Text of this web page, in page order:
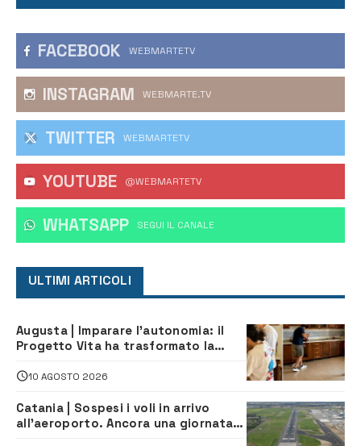
FACEBOOK WEBMARTETV
INSTAGRAM WEBMARTE.TV
TWITTER WEBMARTETV
YOUTUBE @WEBMARTETV
WHATSAPP ‎SEGUI IL CANALE
ULTIMI ARTICOLI
Augusta | Imparare l’autonomia: il
Progetto Vita ha trasformato la
indipendenza
10 AGOSTO 2026
Catania | Sospesi i voli in arrivo
all’aeroporto. Ancora una giornata